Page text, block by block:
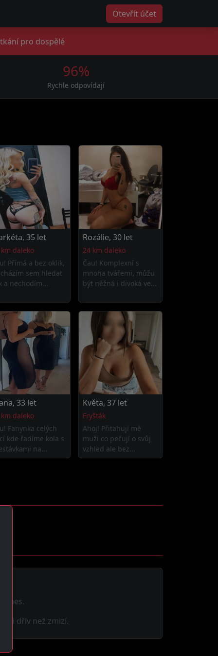
Otevřít účet
pro dospělé
96%
Rychle odpovídají
35 let
daleko
Přímá a bez oklik,
sem hledat
a nechodím...
Rozálie, 30 let
24 km daleko
Čau! Komplexní s
mnoha tvářemi, můžu
být něžná i divoká ve...
33 let
daleko
Fanynka celých
kde řadíme kola s
na...
Květa, 37 let
Fryšták
Ahoj! Přitahují mě
muži co pečují o svůj
vzhled ale bez...
dnes.
dřív než zmizí.